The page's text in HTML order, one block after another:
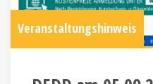
Veranstaltungshinweis